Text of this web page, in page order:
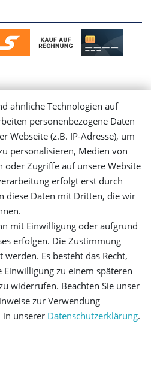
Konto
Login
connected
AGB
ähnliche Technologien auf
personenbezogene Daten
Webseite (z.B. IP-Adresse), um
personalisieren, Medien von
Zugriffe auf unsere Website
erfolgt erst durch
diese Daten mit Dritten, die wir
mit Einwilligung oder aufgrund
erfolgen. Die Zustimmung
Es besteht das Recht,
zu einem späteren
widerrufen. Beachten Sie unser
zur Verwendung
in unserer Daten­schutz­erklärung.